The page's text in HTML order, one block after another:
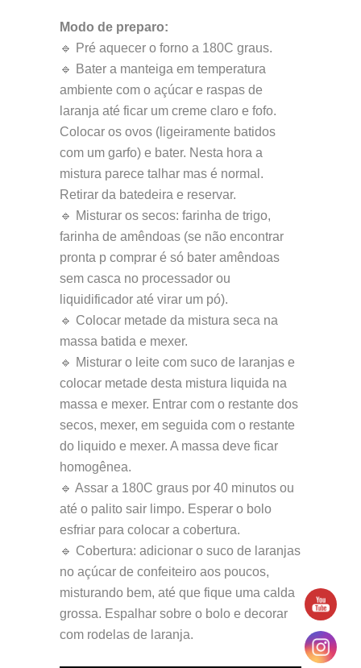
Modo de preparo:
🔹 Pré aquecer o forno a 180C graus.
🔹 Bater a manteiga em temperatura
ambiente com o açúcar e raspas de
laranja até ficar um creme claro e fofo.
Colocar os ovos (ligeiramente batidos
com um garfo) e bater. Nesta hora a
mistura parece talhar mas é normal.
Retirar da batedeira e reservar.
🔹 Misturar os secos: farinha de trigo,
farinha de amêndoas (se não encontrar
pronta p comprar é só bater amêndoas
sem casca no processador ou
liquidificador até virar um pó).
🔹 Colocar metade da mistura seca na
massa batida e mexer.
🔹 Misturar o leite com suco de laranjas e
colocar metade desta mistura liquida na
massa e mexer. Entrar com o restante dos
secos, mexer, em seguida com o restante
do liquido e mexer. A massa deve ficar
homogênea.
🔹 Assar a 180C graus por 40 minutos ou
até o palito sair limpo. Esperar o bolo
esfriar para colocar a cobertura.
🔹 Cobertura: adicionar o suco de laranjas
no açúcar de confeiteiro aos poucos,
misturando bem, até que fique uma calda
grossa. Espalhar sobre o bolo e decorar
com rodelas de laranja.